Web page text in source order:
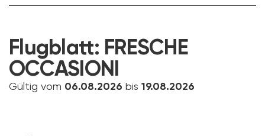
Flugblatt: FRESCHE
OCCASIONI
Gültig vom 06.08.2026 bis 19.08.2026